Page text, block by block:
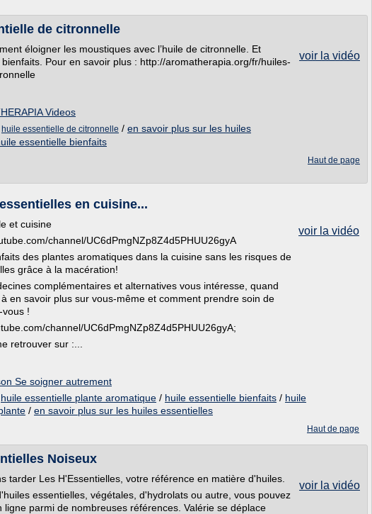
de citronnelle
voir la vidéo
éloigner les moustiques avec l’huile de citronnelle. Et
Pour en savoir plus : http://aromatherapia.org/fr/huiles-
Videos
huile essentielle de citronnelle / en savoir plus sur les huiles
essentielle bienfaits
Haut de page
en cuisine...
voir la vidéo
et cuisine
channel/UC6dPmgNZp8Z4d5PHUU26gyA
des plantes aromatiques dans la cuisine sans les risques de
grâce à la macération!
complémentaires et alternatives vous intéresse, quand
en savoir plus sur vous-même et comment prendre soin de
!
channel/UC6dPmgNZp8Z4d5PHUU26gyA;
retrouver sur :...
Se soigner autrement
huile essentielle plante aromatique / huile essentielle bienfaits / huile
/ en savoir plus sur les huiles essentielles
Haut de page
Noiseux
voir la vidéo
tarder Les H'Essentielles, votre référence en matière d'huiles.
essentielles, végétales, d'hydrolats ou autre, vous pouvez
ligne parmi de nombreuses références. Valérie se déplace